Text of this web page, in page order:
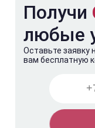
Получи
любые
Оставьте заявку
вам бесплатную